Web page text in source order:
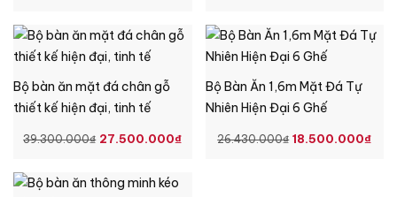
36.450.000₫.
LÀ:
25.500.000₫.
LÀ:
19.800.000₫.
TẠI
Bộ bàn ăn mặt đá chân gỗ
thiết kế hiện đại, tinh tế
39.300.000₫ GIÁ
LÀ:
27.500.000₫GIÁ
Bộ Bàn Ăn 1,6m Mặt Đá Tự
Nhiên Hiện Đại 6 Ghế
26.430.000₫ GIÁ
18.500.000₫